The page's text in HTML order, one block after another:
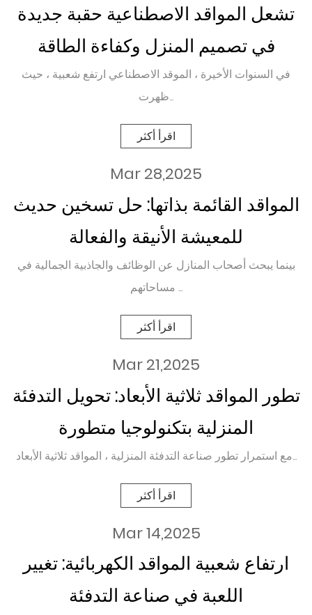
تشعل المواقد الاصطناعية حقبة جديدة
في تصميم المنزل وكفاءة الطاقة
في السنوات الأخيرة ، الموقد الاصطناعي ارتفع شعبية ، حيث
ظهرت...
اقرأ أكثر
Mar 28,2025
المواقد القائمة بذاتها: حل تسخين حديث
للمعيشة الأنيقة والفعالة
بينما يبحث أصحاب المنازل عن الوظائف والجاذبية الجمالية في
مساحاتهم ...
اقرأ أكثر
Mar 21,2025
تطور المواقد ثلاثية الأبعاد: تحويل التدفئة
المنزلية بتكنولوجيا متطورة
مع استمرار تطور صناعة التدفئة المنزلية ، المواقد ثلاثية الأبعاد...
اقرأ أكثر
Mar 14,2025
ارتفاع شعبية المواقد الكهربائية: تغيير
اللعبة في صناعة التدفئة